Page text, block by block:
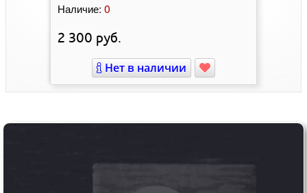
Наличие: 0
2 300 руб.
Нет в наличии